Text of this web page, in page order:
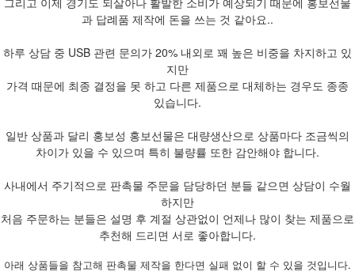
과 답례품 제작에 돈을 쓰는 것 같아요..
하루 상담 중 USB 관련 문의가 20% 내외로 꽤 높은 비중을 차지하고 있
지만
가격 때문에 최종 결정을 못 하고 다른 제품으로 대체하는 경우도 종종
있습니다.
일반 상품과 달리 홍보성 홍보선물은 대량생산으로 상품마다 조금씩의
차이가 있을 수 있으며 특히 불량률 또한 감안해야 합니다.
사내에서 주기적으로 판촉물 주문을 담당하던 분들 같으면 상담이 수월
하지만
처음 주문하는 분들은 설명 후 계절 상관없이 언제나 많이 찾는 제품으로
추천해 드리면 서로 좋아합니다.
아래 상품들을 참고해 판촉물 제작을 한다면 실패 없이 할 수 있을 것입니다.